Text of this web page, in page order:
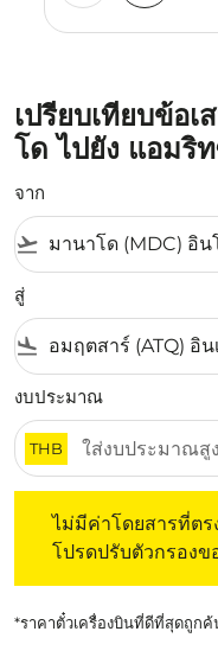
เปรียบเทียบข้อ
โด ไปยัง แอมริ
จาก
flight_takeoff
สู่
flight_land
งบประมาณ
THB
ไม่มีค่าโดยสารที่ต
โปรดปรับตัวกรอง
*ราคาตั๋วเครื่องบินที่ดีที่สุดถูก